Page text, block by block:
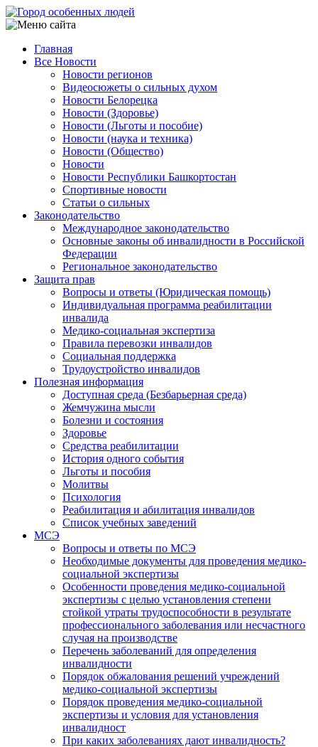
Перейти
к
содержанию
Main
navigation
Главная
Все Новости
Новости регионов
Видеосюжеты о сильных духом
Новости Белорецка
Новости (Здоровье)
Новости (Льготы и пособие)
Новости (наука и техника)
Новости (Общество)
Новости
Новости Республики Башкортостан
Спортивные новости
Статьи о сильных
Законодательство
Международное законодательство
Основные законы об инвалидности в Российской
Федерации
Региональное законодательство
Защита прав
Вопросы и ответы (Юридическая помощь)
Индивидуальная программа реабилитации
инвалида
Медико-социальная экспертиза
Правила перевозки инвалидов
Социальная поддержка
Трудоустройство инвалидов
Полезная информация
Доступная среда (Безбарьерная среда)
Жемчужина мысли
Болезни и состояния
Здоровье
Средства реабилитации
История одного события
Льготы и пособия
Молитвы
Психология
Реабилитация и абилитация инвалидов
Список учебных заведений
МСЭ
Вопросы и ответы по МСЭ
Необходимые документы для проведения медико-
социальной экспертизы
Особенности проведения медико-социальной
экспертизы с целью установления степени
стойкой утраты трудоспособности в результате
профессионального заболевания или несчастного
случая на производстве
Перечень заболеваний для определения
инвалидности
Порядок обжалования решений учреждений
медико-социальной экспертизы
Порядок проведения медико-социальной
экспертизы и условия для установления
инвалидност
При каких заболеваниях дают инвалидность?